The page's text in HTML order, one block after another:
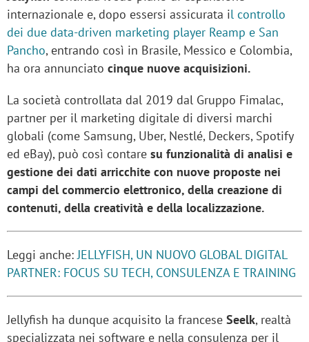
internazionale e, dopo essersi assicurata il controllo
dei due data-driven marketing player Reamp e San
Pancho, entrando così in Brasile, Messico e Colombia,
ha ora annunciato cinque nuove acquisizioni.
La società controllata dal 2019 dal Gruppo Fimalac,
partner per il marketing digitale di diversi marchi
globali (come Samsung, Uber, Nestlé, Deckers, Spotify
ed eBay), può così contare su funzionalità di analisi e
gestione dei dati arricchite con nuove proposte nei
campi del commercio elettronico, della creazione di
contenuti, della creatività e della localizzazione.
Leggi anche: JELLYFISH, UN NUOVO GLOBAL DIGITAL
PARTNER: FOCUS SU TECH, CONSULENZA E TRAINING
Jellyfish ha dunque acquisito la francese Seelk, realtà
specializzata nei software e nella consulenza per il